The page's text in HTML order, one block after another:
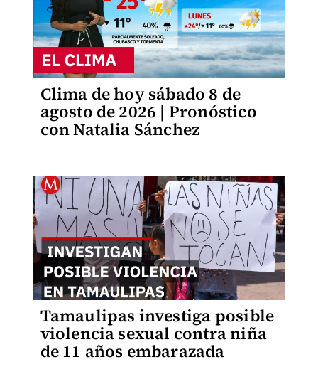
Clima de hoy sábado 8 de
agosto de 2026 | Pronóstico
con Natalia Sánchez
Tamaulipas investiga posible
violencia sexual contra niña
de 11 años embarazada